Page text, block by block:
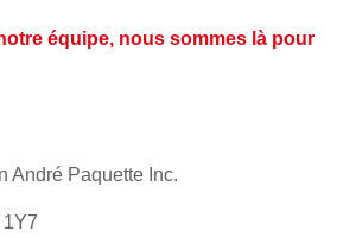
équipe, nous sommes là pour
André Paquette Inc.